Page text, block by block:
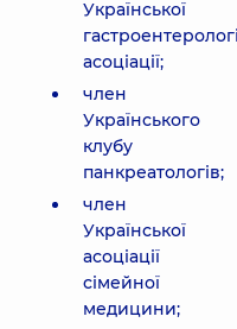
Української
асоціації;
член
Українського
клубу
панкреатологів;
член
Української
асоціації
сімейної
медицини;